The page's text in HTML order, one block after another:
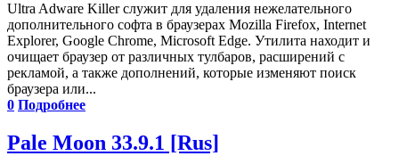
Ultra Adware Killer служит для удаления нежелательного
дополнительного софта в браузерах Mozilla Firefox, Internet
Explorer, Google Chrome, Microsoft Edge. Утилита находит и
очищает браузер от различных тулбаров, расширений с
рекламой, а также дополнений, которые изменяют поиск
браузера или...
0 Подробнее
Pale Moon 33.9.1 [Rus]